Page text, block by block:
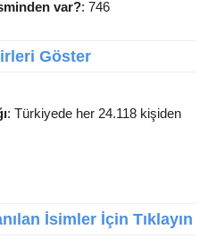
var?: 746
Göster
: Türkiyede her 24.118 kişiden
İsimler İçin Tıklayın